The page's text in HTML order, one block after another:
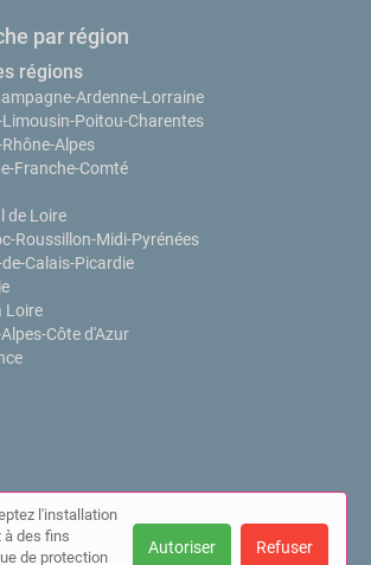
par région
régions
Ardenne-Lorraine
Poitou-Charentes
Alpes
Franche-Comté
de Loire
Roussillon-Midi-Pyrénées
Calais-Picardie
Loire
Côte d'Azur
l'installation
à des fins
de protection
Autoriser Refuser